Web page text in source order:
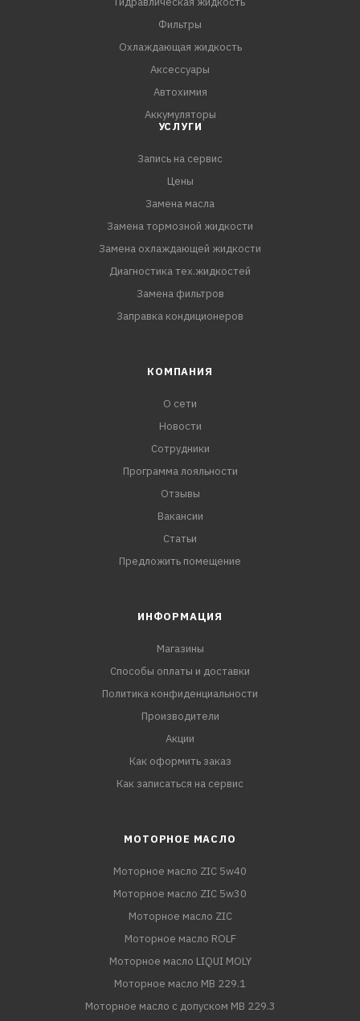
Фильтры
Охлаждающая жидкость
Аксессуары
Автохимия
Аккумуляторы
УСЛУГИ
Запись на сервис
Цены
Замена масла
Замена тормозной жидкости
Замена охлаждающей жидкости
Диагностика тех.жидкостей
Замена фильтров
Заправка кондиционеров
КОМПАНИЯ
О сети
Новости
Сотрудники
Программа лояльности
Отзывы
Вакансии
Статьи
Предложить помещение
ИНФОРМАЦИЯ
Магазины
Способы оплаты и доставки
Политика конфиденциальности
Производители
Акции
Как оформить заказ
Как записаться на сервис
МОТОРНОЕ МАСЛО
Моторное масло ZIC 5w40
Моторное масло ZIC 5w30
Моторное масло ZIC
Моторное масло ROLF
Моторное масло LIQUI MOLY
Моторное масло MB 229.1
Моторное масло с допуском MB 229.3